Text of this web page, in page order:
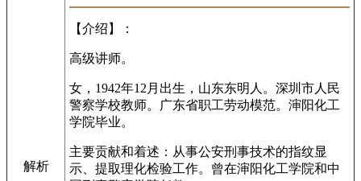
解析
【介绍】：
高级讲师。
女，1942年12月出生，山东东明人。深圳市人民
警察学校教师。广东省职工劳动模范。渖阳化工
学院毕业。
主要贡献和着述：从事公安刑事技术的指纹显
示、提取理化检验工作。曾在渖阳化工学院和中